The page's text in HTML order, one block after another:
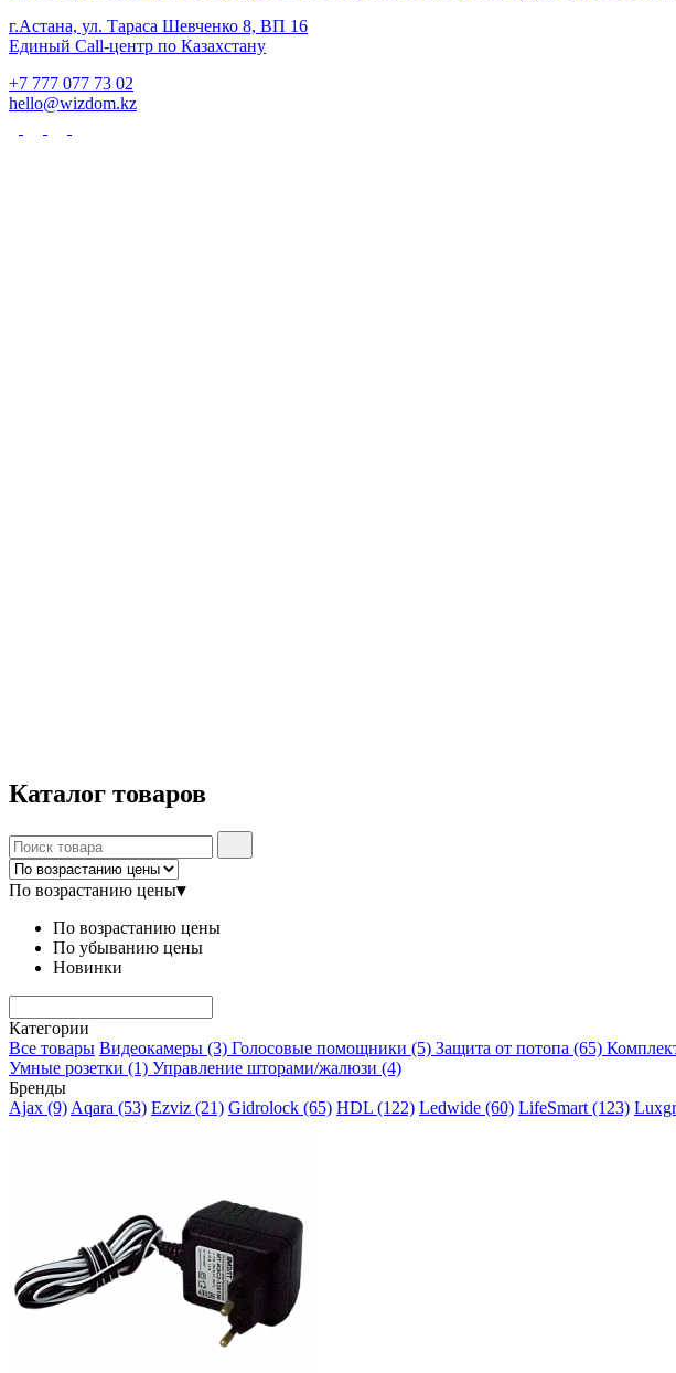
г.Астана, ул. Тараса Шевченко 8, ВП 16
Единый Call-центр по Казахстану
+7 777 077 73 02
hello@wizdom.kz
Каталог товаров
По возрастанию цены▾
По возрастанию цены
По убыванию цены
Новинки
Категории
Все товары Видеокамеры (3) Голосовые помощники (5) Защита от потопа (65)
Умные розетки (1) Управление шторами/жалюзи (4)
Бренды
Ajax (9) Aqara (53) Ezviz (21) Gidrolock (65) HDL (122) Ledwide (60) LifeSmart (123)